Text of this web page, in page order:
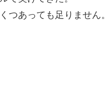
つあっても足りません。